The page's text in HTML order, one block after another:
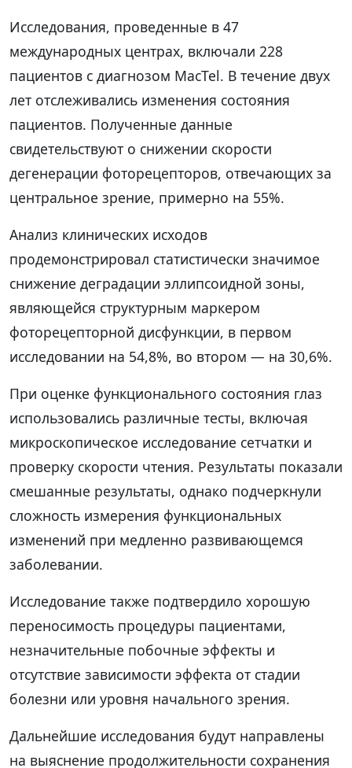
Исследования, проведенные в 47
международных центрах, включали 228
пациентов с диагнозом MacTel. В течение двух
лет отслеживались изменения состояния
пациентов. Полученные данные
свидетельствуют о снижении скорости
дегенерации фоторецепторов, отвечающих за
центральное зрение, примерно на 55%.
Анализ клинических исходов
продемонстрировал статистически значимое
снижение деградации эллипсоидной зоны,
являющейся структурным маркером
фоторецепторной дисфункции, в первом
исследовании на 54,8%, во втором — на 30,6%.
При оценке функционального состояния глаз
использовались различные тесты, включая
микроскопическое исследование сетчатки и
проверку скорости чтения. Результаты показали
смешанные результаты, однако подчеркнули
сложность измерения функциональных
изменений при медленно развивающемся
заболевании.
Исследование также подтвердило хорошую
переносимость процедуры пациентами,
незначительные побочные эффекты и
отсутствие зависимости эффекта от стадии
болезни или уровня начального зрения.
Дальнейшие исследования будут направлены
на выяснение продолжительности сохранения